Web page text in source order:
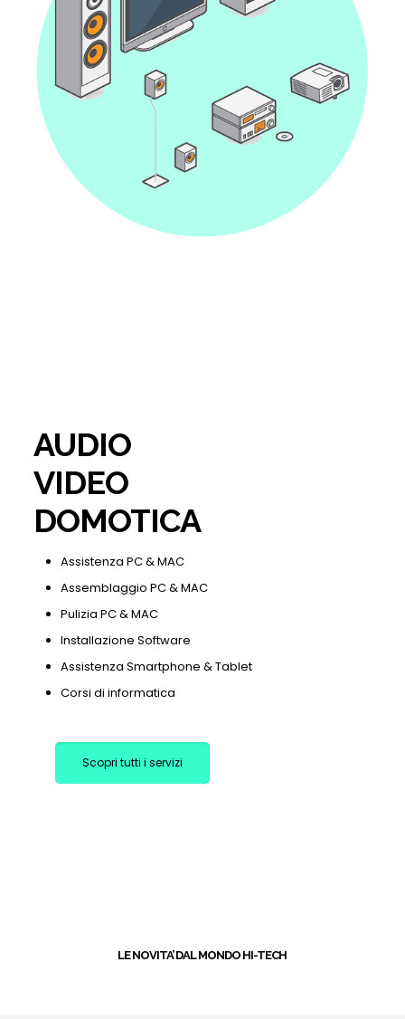
AUDIO
VIDEO
DOMOTICA
Assistenza PC & MAC
Assemblaggio PC & MAC
Pulizia PC & MAC
Installazione Software
Assistenza Smartphone & Tablet
Corsi di informatica
Scopri tutti i servizi
LE NOVITA’ DAL MONDO HI-TECH